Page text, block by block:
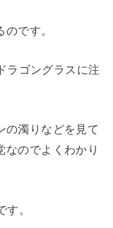
です。
ラゴングラスに注
の濁りなどを見て
なのでよくわかり
。